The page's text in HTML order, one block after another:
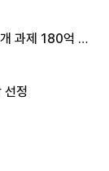
과제 180억 지
선정